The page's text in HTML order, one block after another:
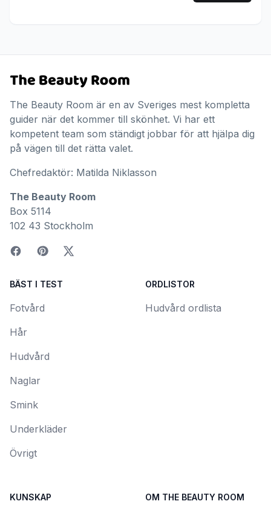
The Beauty Room är en av Sveriges mest kompletta
guider när det kommer till skönhet. Vi har ett
kompetent team som ständigt jobbar för att hjälpa dig
på vägen till det rätta valet.
Chefredaktör: Matilda Niklasson
The Beauty Room
Box 5114
102 43 Stockholm
BÄST I TEST
Fotvård
Hår
Hudvård
Naglar
Smink
Underkläder
Övrigt
ORDLISTOR
Hudvård ordlista
KUNSKAP OM THE BEAUTY ROOM